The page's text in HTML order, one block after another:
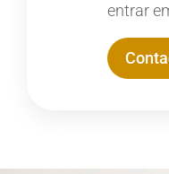
entrar